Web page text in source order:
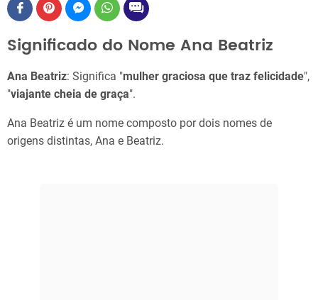
Significado do Nome Ana Beatriz
Ana Beatriz: Significa "mulher graciosa que traz felicidade",
"viajante cheia de graça".
Ana Beatriz é um nome composto por dois nomes de
origens distintas, Ana e Beatriz.